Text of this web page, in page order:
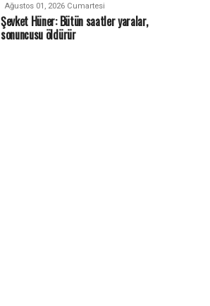
Ağustos 01, 2026 Cumartesi
Şevket Hüner: Bütün saatler yaralar,
sonuncusu öldürür